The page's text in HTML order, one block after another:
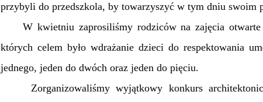
przybyli do przedszkola, by towarzyszyć w tym dniu swoim
W kwietniu zaprosiliśmy rodziców na zajęcia otwarte
których celem było wdrażanie dzieci do respektowania
jednego, jeden do dwóch oraz jeden do pięciu.
Zorganizowaliśmy wyjątkowy konkurs